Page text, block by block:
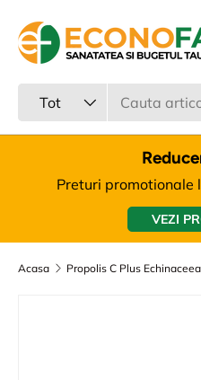
Sari la continut
Tot
Preturi promotionale
VEZI
Acasa Propolis C Plus